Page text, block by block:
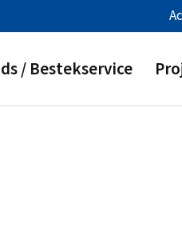
/ Bestekservice